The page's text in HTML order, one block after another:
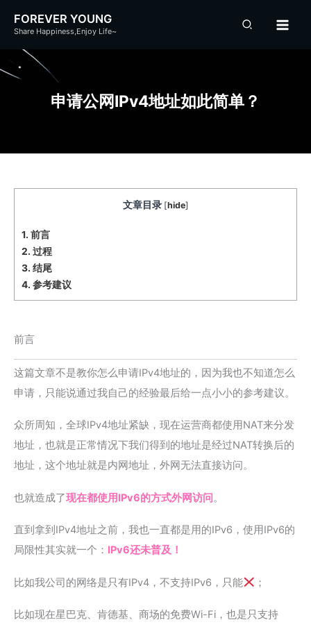
FOREVER YOUNG
Share Happiness,Enjoy Life~
申请公网IPv4地址如此简单？
文章目录 [hide]
1. 前言
2. 过程
3. 结尾
4. 参考建议
前言
这篇文章不是教你怎么申请IPv4地址的，因为我也不知道怎么
申请，只能说通过我自己的经验最后给一点小小的参考建议。
众所周知，全球IPv4地址紧缺，现在运营商都使用NAT来分发
地址，也就是正常情况下我们得到的地址是经过NAT转换后的
地址，这个地址就是内网地址，外网无法直接访问。
也就造成了现在都使用IPv6的方式外网访问。
直到拿到IPv4地址之前，我也一直都是用的IPv6，使用IPv6的
局限性其实就一个： IPv6还未普及！
比如我公司的网络是只有IPv4，不支持IPv6，只能 ；
比如现在星巴克、肯德基、商场的免费Wi-Fi，也是只支持